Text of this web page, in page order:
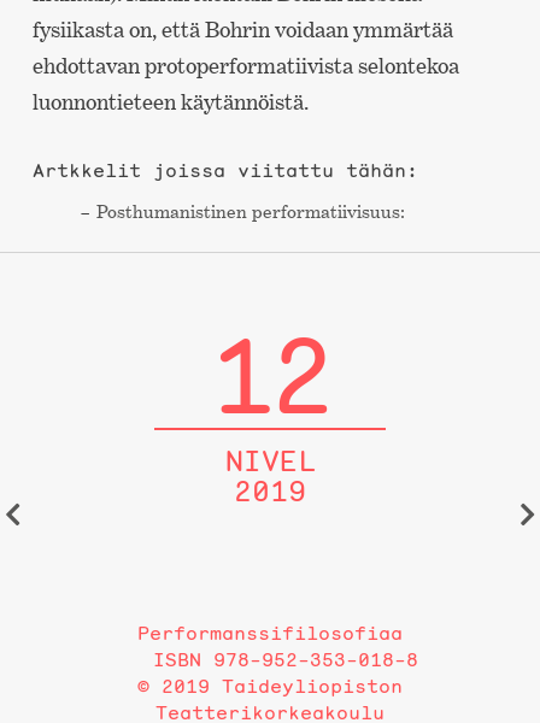
fysiikasta on, että Bohrin voidaan ymmärtää
ehdottavan protoperformatiivista selontekoa
luonnontieteen käytännöistä.
Artkkelit joissa viitattu tähän:
Post­humanistinen performa­tiivisuus:
12
NIVEL
2019
Performanssifilosofiaa
ISBN 978-952-353-018-8
© 2019 Taideyliopiston
Teatterikorkeakoulu